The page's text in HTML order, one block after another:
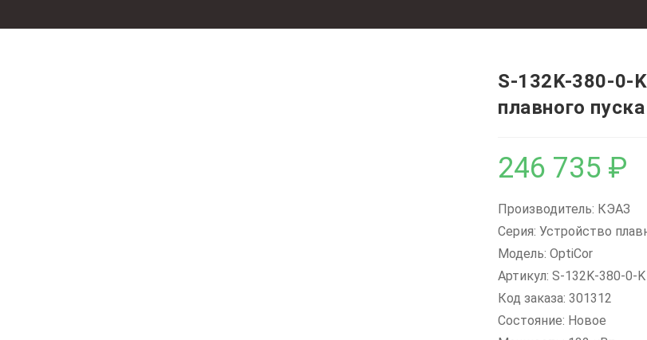
S-132K-380-0-
плавного
246 735 ₽
Производитель: КЭАЗ
Серия: Устройство
Модель: OptiCor
Артикул: S-132K-380-0-K
Код заказа: 301312
Состояние: Новое